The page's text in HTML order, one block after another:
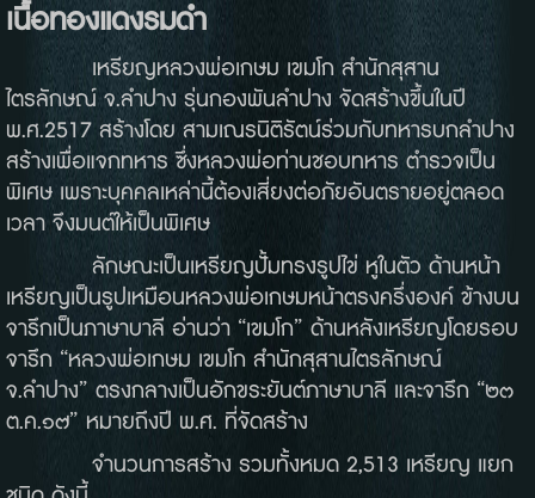
เนื้อทองแดงรมดำ
เหรียญหลวงพ่อเกษม เขมโก สำนักสุสาน
ไตรลักษณ์ จ.ลำปาง รุ่นกองพันลำปาง จัดสร้างขึ้นในปี
พ.ศ.2517 สร้างโดย สามเณรนิติรัตน์ร่วมกับทหารบกลำปาง
สร้างเพื่อแจกทหาร ซึ่งหลวงพ่อท่านชอบทหาร ตำรวจเป็น
พิเศษ เพราะบุคคลเหล่านี้ต้องเสี่ยงต่อภัยอันตรายอยู่ตลอด
เวลา จึงมนต์ให้เป็นพิเศษ
ลักษณะเป็นเหรียญปั้มทรงรูปไข่ หูในตัว ด้านหน้า
เหรียญเป็นรูปเหมือนหลวงพ่อเกษมหน้าตรงครึ่งองค์ ข้างบน
จารึกเป็นภาษาบาลี อ่านว่า “เขมโก” ด้านหลังเหรียญโดยรอบ
จารึก “หลวงพ่อเกษม เขมโก สำนักสุสานไตรลักษณ์
จ.ลำปาง” ตรงกลางเป็นอักขระยันต์ภาษาบาลี และจารึก “๒๓
ต.ค.๑๗” หมายถึงปี พ.ศ. ที่จัดสร้าง
จำนวนการสร้าง รวมทั้งหมด 2,513 เหรียญ แยก